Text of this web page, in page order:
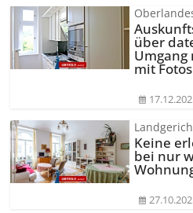
über
mit
Keine
bei nur